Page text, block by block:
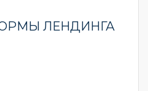
ЛЕНДИНГА